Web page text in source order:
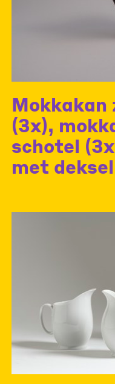
Mokkakan
(3x),
schotel
met